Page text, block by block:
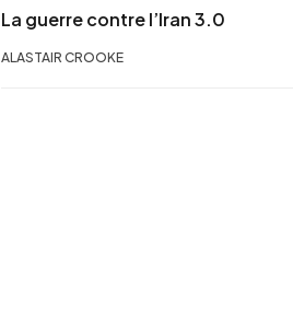
La guerre contre l’Iran 3.0
ALASTAIR CROOKE